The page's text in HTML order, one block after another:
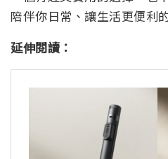
陪伴你日常、讓生活更便利
延伸閱讀：